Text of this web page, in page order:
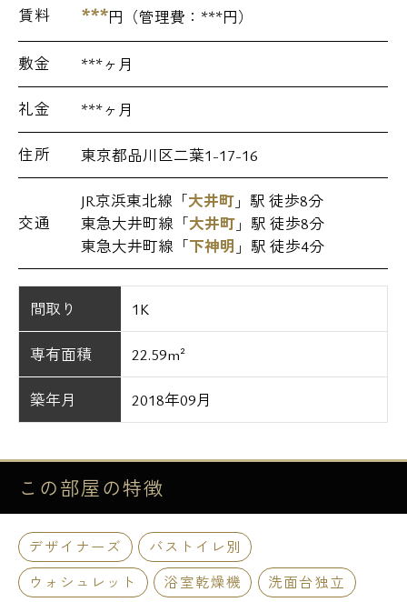
賃料 ***円（管理費： ***円）
敷金 ***ヶ月
礼金 ***ヶ月
住所 東京都品川区二葉1-17-16
交通
JR京浜東北線「大井町 」駅 徒歩8分
東急大井町線「大井町 」駅 徒歩8分
東急大井町線「下神明 」駅 徒歩4分
間取り 1K
専有面積 22.59m²
築年月 2018年09月
この部屋の特徴
デザイナーズ
バストイレ別
ウォシュレット
浴室乾燥機
洗面台独立